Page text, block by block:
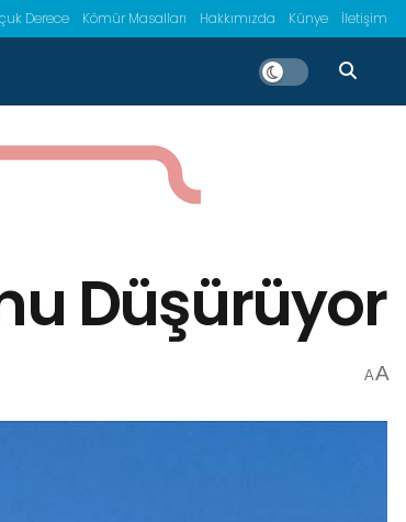
Derece Kömür Masalları Hakkımızda Künye İletişim
Düşürüyor
AA